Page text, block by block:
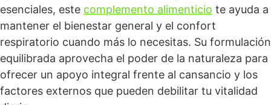
esenciales, este complemento alimenticio te ayuda a
mantener el bienestar general y el confort
respiratorio cuando más lo necesitas. Su formulación
equilibrada aprovecha el poder de la naturaleza para
ofrecer un apoyo integral frente al cansancio y los
factores externos que pueden debilitar tu vitalidad